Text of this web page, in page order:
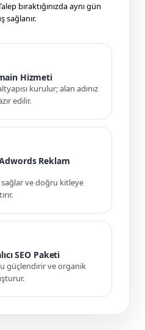
bıraktığınızda aynı gün
sağlanır.
Hizmeti
kurulur; alan adınız
edilir.
Reklam
sağlar ve doğru kitleye
SEO Paketi
güçlendirir ve organik